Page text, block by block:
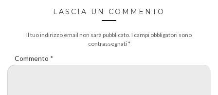
LASCIA UN COMMENTO
Il tuo indirizzo email non sarà pubblicato. I campi obbligatori sono
contrassegnati*
Commento *